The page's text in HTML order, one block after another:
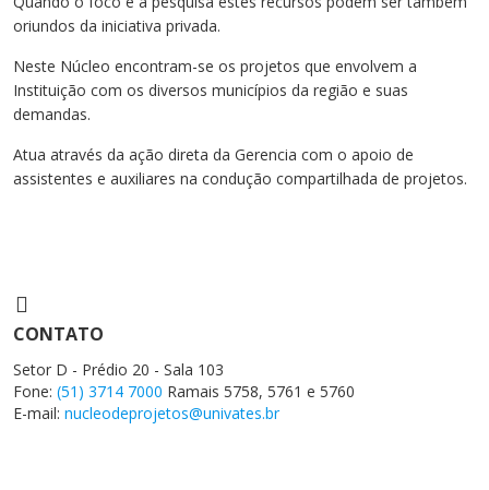
de Idiomas
& Você - Comunidade
oriundos da iniciativa privada.
Neste Núcleo encontram-se os projetos que envolvem a
Instituição com os diversos municípios da região e suas
demandas.
Atua através da ação direta da Gerencia com o apoio de
assistentes e auxiliares na condução compartilhada de projetos.
CONTATO
Setor D - Prédio 20 - Sala 103
Fone: (51) 3714 7000 Ramais 5758, 5761 e 5760
E-mail: nucleodeprojetos@univates.br